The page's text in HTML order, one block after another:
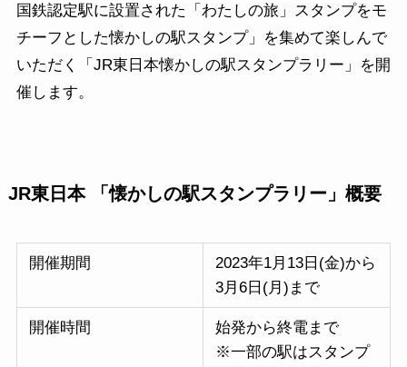
国鉄認定駅に設置された「わたしの旅」スタンプをモ
チーフとした懐かしの駅スタンプ」を集めて楽しんで
いただく「JR東日本懐かしの駅スタンプラリー」を開
催します。
JR東日本 「懐かしの駅スタンプラリー」概要
開催期間
2023年1月13日(金)から
3月6日(月)まで
開催時間
始発から終電まで
※一部の駅はスタンプ